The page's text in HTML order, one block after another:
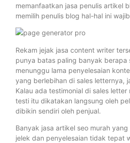
memanfaatkan jasa penulis artikel
memilih penulis blog hal-hal ini
Rekam jejak jasa content writer
punya batas paling banyak
menunggu lama penyelesaian
yang berlebihan di sales letternya,
Kalau ada testimonial di sales
testi itu dikatakan langsung oleh
dibikin sendiri oleh penjual.
Banyak jasa artikel seo murah
jelek dan penyelesaian tidak tepat